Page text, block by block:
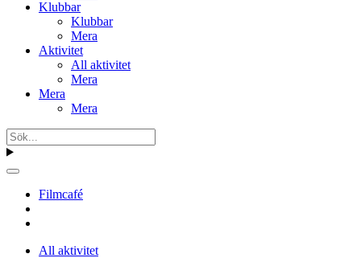
Klubbar
Klubbar
Mera
Aktivitet
All aktivitet
Mera
Mera
Mera
Filmcafé
All aktivitet